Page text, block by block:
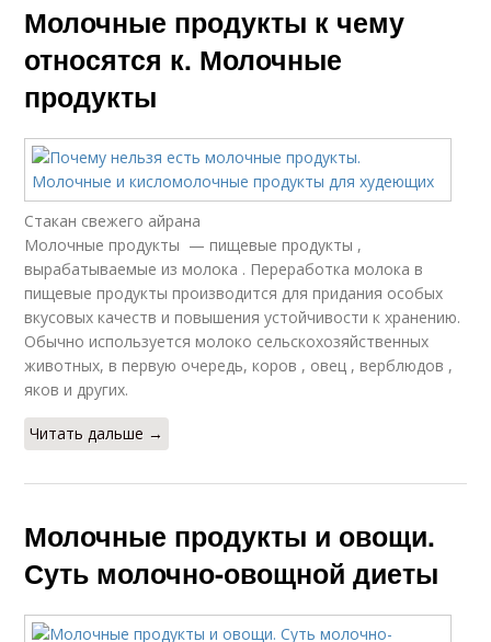
Молочные продукты к чему
относятся к. Молочные
продукты
Стакан свежего айрана
Молочные продукты — пищевые продукты ,
вырабатываемые из молока . Переработка молока в
пищевые продукты производится для придания особых
вкусовых качеств и повышения устойчивости к хранению.
Обычно используется молоко сельскохозяйственных
животных, в первую очередь, коров , овец , верблюдов ,
яков и других.
Читать дальше →
Молочные продукты и овощи.
Суть молочно-овощной диеты